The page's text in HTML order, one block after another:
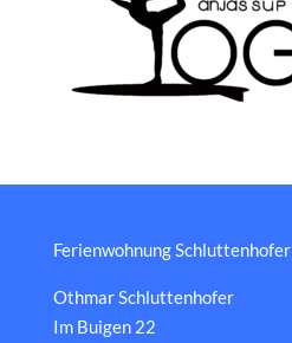
Ferienwohnung Schluttenhofer
Othmar Schluttenhofer
Im Buigen 22